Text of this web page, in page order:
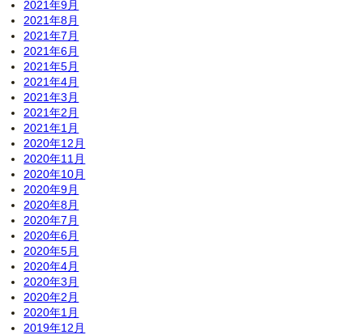
2021年9月
2021年8月
2021年7月
2021年6月
2021年5月
2021年4月
2021年3月
2021年2月
2021年1月
2020年12月
2020年11月
2020年10月
2020年9月
2020年8月
2020年7月
2020年6月
2020年5月
2020年4月
2020年3月
2020年2月
2020年1月
2019年12月